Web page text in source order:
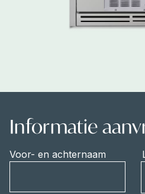
Informatie
Voor- en achternaam